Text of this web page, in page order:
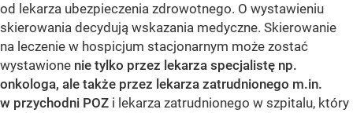
od lekarza ubezpieczenia zdrowotnego. O wystawieniu
skierowania decydują wskazania medyczne. Skierowanie
na leczenie w hospicjum stacjonarnym może zostać
wystawione nie tylko przez lekarza specjalistę np.
onkologa, ale także przez lekarza zatrudnionego m.in.
w przychodni POZ i lekarza zatrudnionego w szpitalu, który